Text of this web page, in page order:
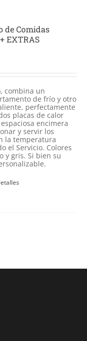
de Comidas
EXTRAS
combina un
de frío y otro
perfectamente
placas de calor
encimera
y servir los
la temperatura
el Servicio. Colores
y gris. Si bien su